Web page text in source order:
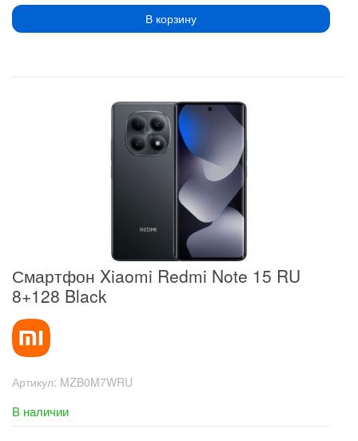
В корзину
Смартфон Xiaomi Redmi Note 15 RU
8+128 Black
Артикул: MZB0M7WRU
В наличии